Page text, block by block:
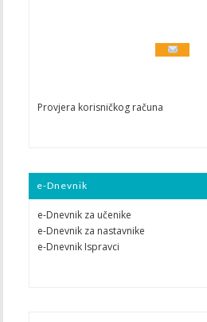
Provjera korisničkog računa
e-Dnevnik
e-Dnevnik za učenike
e-Dnevnik za nastavnike
e-Dnevnik Ispravci